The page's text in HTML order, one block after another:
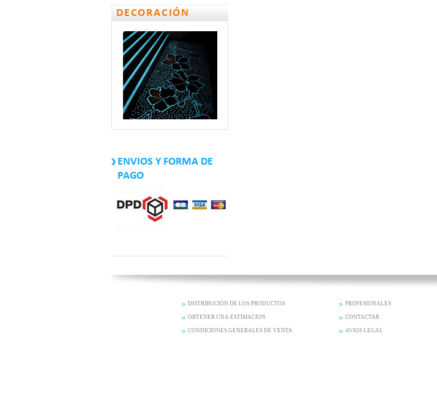
DECORACIÓN
ENVIOS Y FORMA DE
PAGO
DISTRIBUCIÓN DE LOS PRODUCTOS PROFESIONALES
OBTENER UNA ESTIMACION CONTACTAR
CONDICIONES GENERALES DE VENTA AVIOS LEGAL